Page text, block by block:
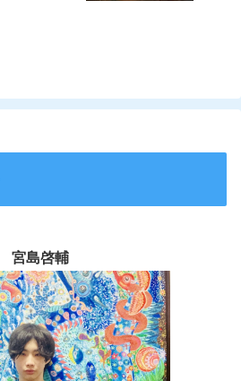
宮島啓輔